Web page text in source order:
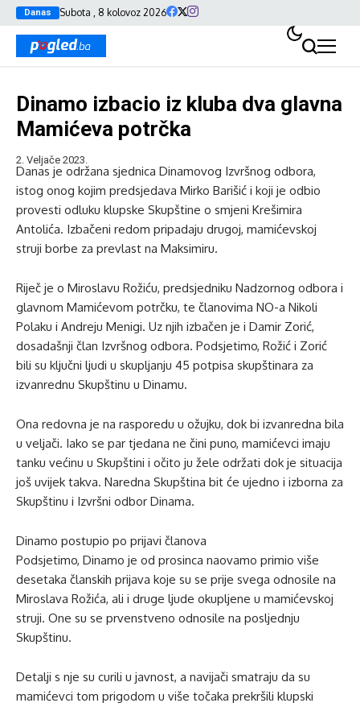
Danas Subota , 8 kolovoz 2026
Dinamo izbacio iz kluba dva glavna
Mamićeva potrčka
2. Veljače 2023.
Danas je održana sjednica Dinamovog Izvršnog odbora,
istog onog kojim predsjedava Mirko Barišić i koji je odbio
provesti odluku klupske Skupštine o smjeni Krešimira
Antolića. Izbačeni redom pripadaju drugoj, mamićevskoj
struji borbe za prevlast na Maksimiru.
Riječ je o Miroslavu Rožiću, predsjedniku Nadzornog odbora i
glavnom Mamićevom potrčku, te članovima NO-a Nikoli
Polaku i Andreju Menigi. Uz njih izbačen je i Damir Zorić,
dosadašnji član Izvršnog odbora. Podsjetimo, Rožić i Zorić
bili su ključni ljudi u skupljanju 45 potpisa skupštinara za
izvanrednu Skupštinu u Dinamu.
Ona redovna je na rasporedu u ožujku, dok bi izvanredna bila
u veljači. Iako se par tjedana ne čini puno, mamićevci imaju
tanku većinu u Skupštini i očito ju žele održati dok je situacija
još uvijek takva. Naredna Skupština bit će ujedno i izborna za
Skupštinu i Izvršni odbor Dinama.
Dinamo postupio po prijavi članova
Podsjetimo, Dinamo je od prosinca naovamo primio više
desetaka članskih prijava koje su se prije svega odnosile na
Miroslava Rožića, ali i druge ljude okupljene u mamićevskoj
struji. One su se prvenstveno odnosile na posljednju
Skupštinu.
Detalji s nje su curili u javnost, a navijači smatraju da su
mamićevci tom prigodom u više točaka prekršili klupski